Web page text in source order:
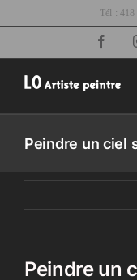
Tél :
Peindre un ciel
Peindre un